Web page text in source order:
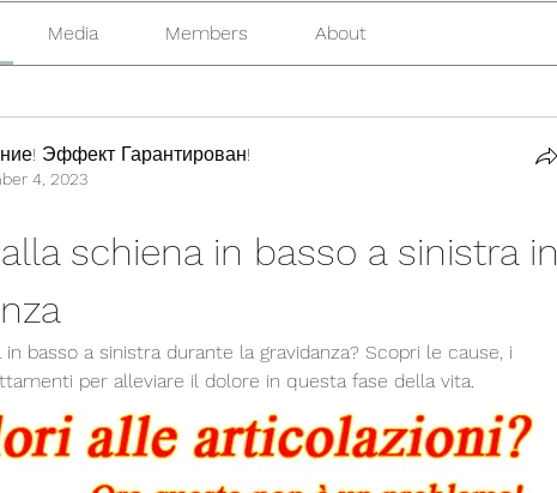
Media Members About
Эффект Гарантирован!
4, 2023
schiena in basso a sinistra in
in basso a sinistra durante la gravidanza? Scopri le cause, i
per alleviare il dolore in questa fase della vita.